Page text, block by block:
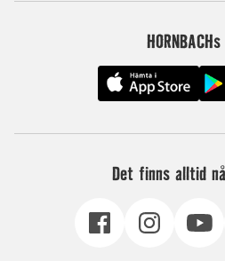
Det finns alltid